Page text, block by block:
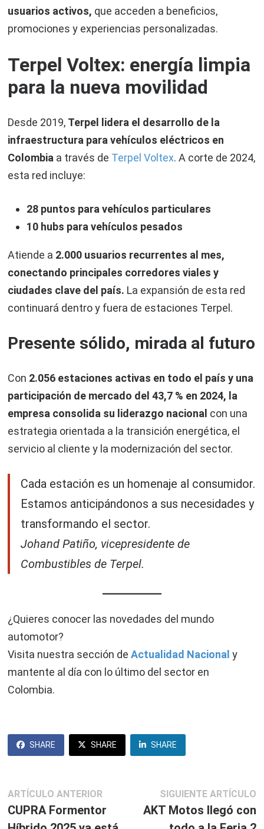
usuarios activos, que acceden a beneficios,
promociones y experiencias personalizadas.
Terpel Voltex: energía limpia
para la nueva movilidad
Desde 2019, Terpel lidera el desarrollo de la
infraestructura para vehículos eléctricos en
Colombia a través de Terpel Voltex. A corte de 2024,
esta red incluye:
28 puntos para vehículos particulares
10 hubs para vehículos pesados
Atiende a 2.000 usuarios recurrentes al mes,
conectando principales corredores viales y
ciudades clave del país. La expansión de esta red
continuará dentro y fuera de estaciones Terpel.
Presente sólido, mirada al futuro
Con 2.056 estaciones activas en todo el país y una
participación de mercado del 43,7 % en 2024, la
empresa consolida su liderazgo nacional con una
estrategia orientada a la transición energética, el
servicio al cliente y la modernización del sector.
Cada estación es un homenaje al consumidor.
Estamos anticipándonos a sus necesidades y
transformando el sector.
Johand Patiño, vicepresidente de
Combustibles de Terpel.
¿Quieres conocer las novedades del mundo
automotor?
Visita nuestra sección deActualidad Nacional y
mantente al día con lo último del sector en
Colombia.
SHARE SHARE SHARE
Navegación
de
ARTÍCULO ANTERIOR
anterior:
CUPRA Formentor
SIGUIENTE ARTÍCULO
AKT Motos llegó con